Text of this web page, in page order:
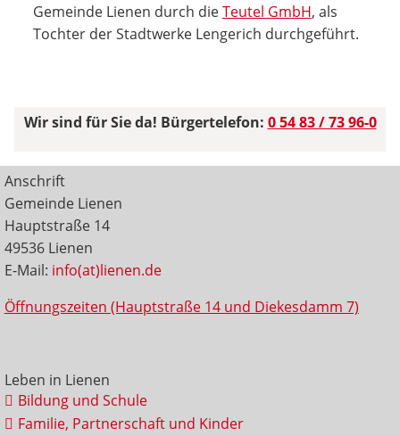
Gemeinde Lienen durch dieTeutel GmbH, als
Tochter der Stadtwerke Lengerich durchgeführt.
Wir sind für Sie da! Bürgertelefon: 0 54 83 / 73 96-0
Anschrift
Gemeinde Lienen
Hauptstraße 14
49536 Lienen
E-Mail: info(at)lienen.de
Öffnungszeiten (Hauptstraße 14 und Diekesdamm 7)
Leben in Lienen
Bildung und Schule
Familie, Partnerschaft und Kinder